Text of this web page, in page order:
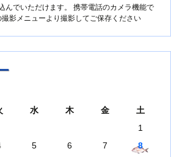
んでいただけます。 携帯電話のカメラ機能で
影メニューより撮影してご保存ください
水 木 金
土
1
5 6 7
8